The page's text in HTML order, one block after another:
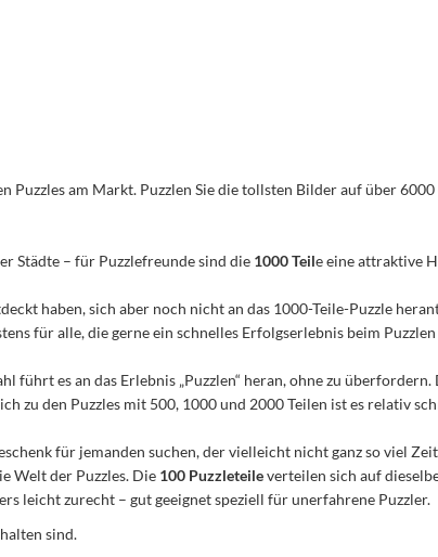
Puzzles am Markt. Puzzlen Sie die tollsten Bilder auf über
Städte – für Puzzlefreunde sind die 1000 Teile eine attraktive
haben, sich aber noch nicht an das 1000-Teile-Puzzle
für alle, die gerne ein schnelles Erfolgserlebnis beim Puzzlen
führt es an das Erlebnis „Puzzlen“ heran, ohne zu
zu den Puzzles mit 500, 1000 und 2000 Teilen ist es relativ
für jemanden suchen, der vielleicht nicht ganz so viel
Welt der Puzzles. Die 100 Puzzleteileverteilen sich auf
leicht zurecht – gut geeignet speziell für unerfahrene Puzzler.
sind.